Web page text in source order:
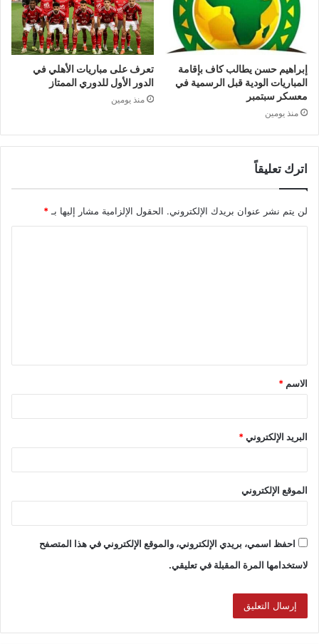
إبراهيم حسن يطالب كاف بإقامة
المباريات الودية قبل الرسمية في
معسكر سبتمبر
منذ يومين
تعرف على مباريات الأهلي في
الدور الأول للدوري الممتاز
منذ يومين
اترك تعليقاً
لن يتم نشر عنوان بريدك الإلكتروني. الحقول الإلزامية مشار إليها بـ *
الاسم *
البريد الإلكتروني*
الموقع الإلكتروني
احفظ اسمي، بريدي الإلكتروني، والموقع الإلكتروني في هذا المتصفح
لاستخدامها المرة المقبلة في تعليقي.